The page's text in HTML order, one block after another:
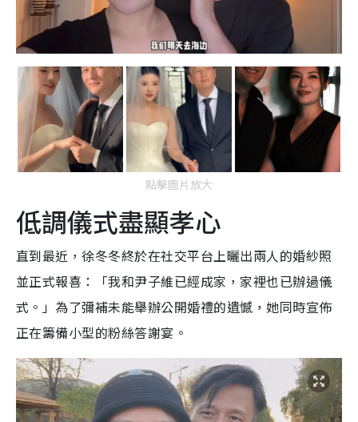
點擊圖片放大
低調儀式盡顯孝心
直到最近，徐冬冬終於在社交平台上曬出兩人的婚紗照
並正式報喜：「我和尹子維已經成家，家裡也已辦過儀
式。」為了彌補未能舉辦公開婚禮的遺憾，她同時宣佈
正在籌備小型的粉絲答謝宴。